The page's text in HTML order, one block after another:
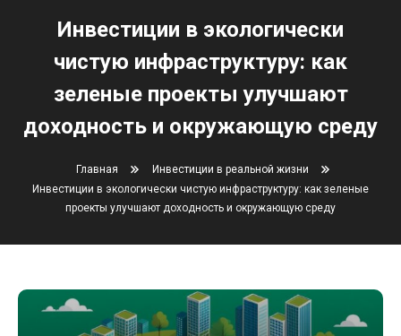
Инвестиции в экологически
чистую инфраструктуру: как
зеленые проекты улучшают
доходность и окружающую среду
Главная
Инвестиции в реальной жизни
Инвестиции в экологически чистую инфраструктуру: как зеленые
проекты улучшают доходность и окружающую среду